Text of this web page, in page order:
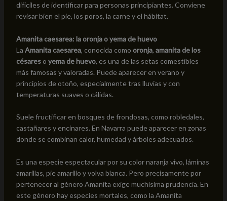
difíciles de identificar para personas principiantes. Conviene
revisar bien el pie, los poros, la carne y el hábitat.
Amanita caesarea: la oronja o yema de huevo
La Amanita caesarea, conocida como oronja, amanita de los
césareso yema de huevo, es una de las setas comestibles
más famosas y valoradas. Puede aparecer en verano y
principios de otoño, especialmente tras lluvias y con
temperaturas suaves o cálidas.
Suele fructificar en bosques de frondosas, como robledales,
castañares y encinares. En Navarra puede aparecer en zonas
donde se combinan calor, humedad y árboles adecuados.
Es una especie espectacular por su color naranja vivo, láminas
amarillas, pie amarillo y volva blanca. Pero precisamente por
pertenecer al género Amanita exige muchísima prudencia. En
este género hay especies mortales, como la Amanita